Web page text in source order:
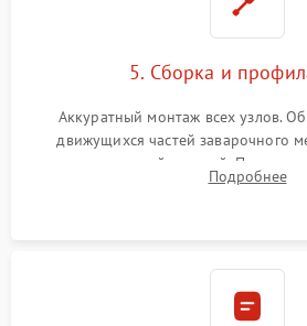
5. Сборка и
Аккуратный монтаж всех узлов.
движущихся частей заварочного
силиконовой смазкой.
декальцинации и очистки системы
Подробнее